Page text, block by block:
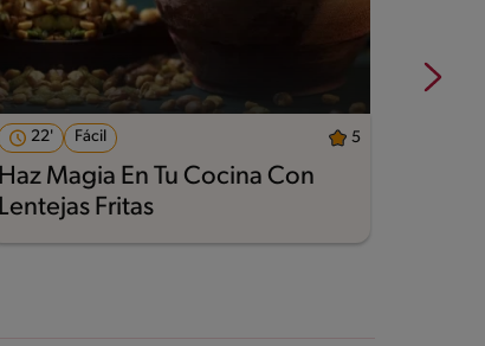
22' Fácil 5
Haz Magia En Tu Cocina Con
Lentejas Fritas